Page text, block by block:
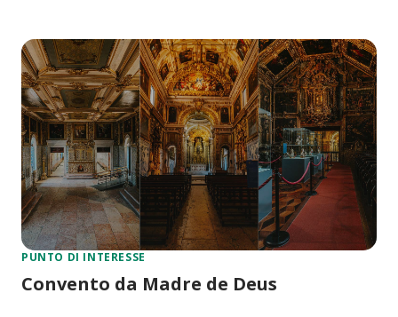
PUNTO DI INTERESSE
Convento da Madre de Deus